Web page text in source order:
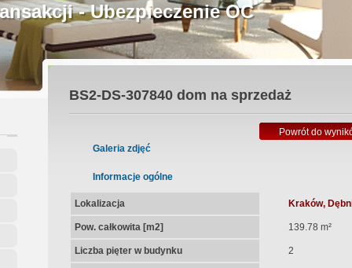
- Ubezpieczenie OC
Umowa Notarialna
BS2-DS-307840dom na sprzedaż
Powrót do
Galeria zdjęć
Informacje ogólne
Lokalizacja Kraków,
Pow. całkowita [m2] 139.78 m²
Liczba pięter w budynku 2